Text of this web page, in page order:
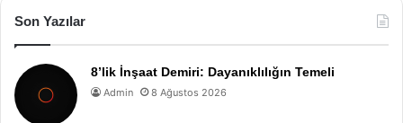
Son Yazılar
8’lik İnşaat Demiri: Dayanıklılığın Temeli
Admin 8 Ağustos 2026